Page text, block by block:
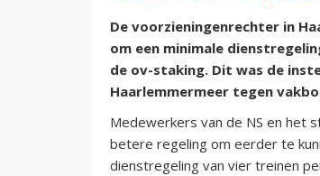
De voorzieningenrechter in
om een minimale
de ov-staking. Dit was de
Haarlemmermeer tegen
Medewerkers van de NS en het
betere regeling om eerder te
dienstregeling van vier treinen